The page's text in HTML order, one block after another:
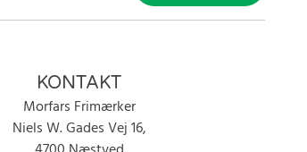
KONTAKT
Morfars Frimærker
Niels W. Gades Vej 16,